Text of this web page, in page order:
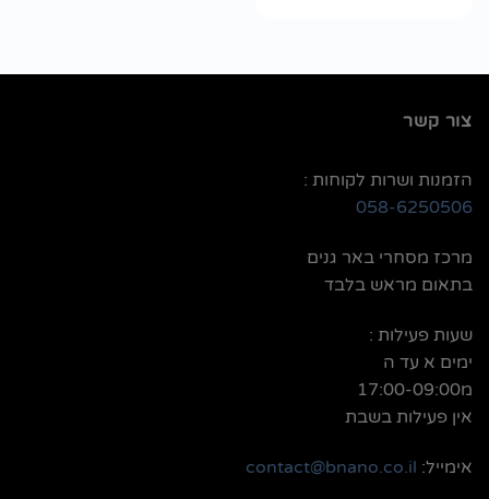
צור קשר
הזמנות ושרות לקוחות :
058-6250506
מרכז מסחרי באר גנים
בתאום מראש בלבד
שעות פעילות :
ימים א עד ה
מ17:00-09:00
אין פעילות בשבת
אימייל: contact@bnano.co.il